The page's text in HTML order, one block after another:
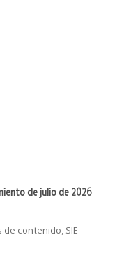
de julio de 2026
contenido, SIE